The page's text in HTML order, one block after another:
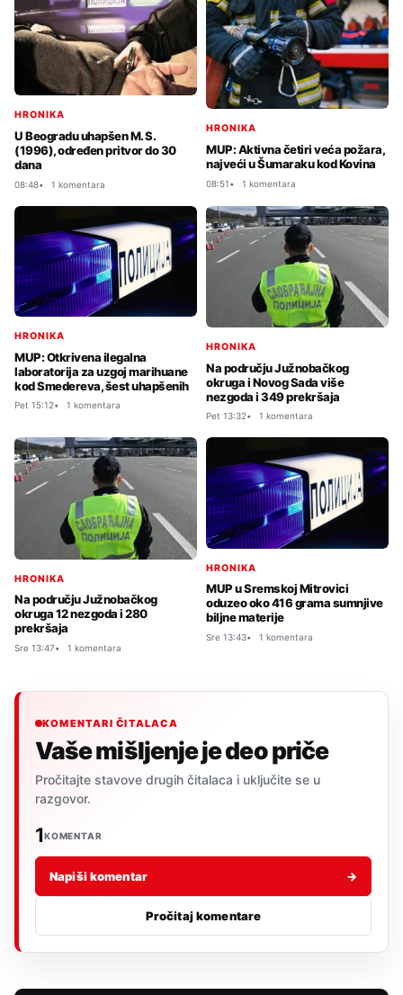
HRONIKA
U Beogradu uhapšen M. S.
(1996), određen pritvor do 30
dana
08:48 1 komentara
HRONIKA
MUP: Aktivna četiri veća požara,
najveći u Šumaraku kod Kovina
08:51 1 komentara
HRONIKA
MUP: Otkrivena ilegalna
laboratorija za uzgoj marihuane
kod Smedereva, šest uhapšenih
Pet 15:12 1 komentara
HRONIKA
Na području Južnobačkog
okruga i Novog Sada više
nezgoda i 349 prekršaja
Pet 13:32 1 komentara
HRONIKA
Na području Južnobačkog
okruga 12 nezgoda i 280
prekršaja
Sre 13:47 1 komentara
HRONIKA
MUP u Sremskoj Mitrovici
oduzeo oko 416 grama sumnjive
biljne materije
Sre 13:43 1 komentara
KOMENTARI ČITALACA
Vaše mišljenje je deo priče
Pročitajte stavove drugih čitalaca i uključite se u
razgovor.
1KOMENTAR
Napiši komentar →
Pročitaj komentare